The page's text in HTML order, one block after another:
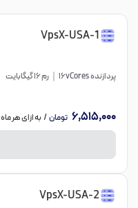
VpsX-USA-1
پردازنده 16vCores رم 16 گیگابایت
6,515,000 تومان/ به ازای هر ماه
VpsX-USA-2